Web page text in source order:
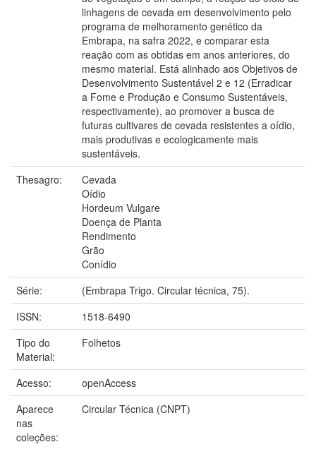
linhagens de cevada em desenvolvimento pelo
programa de melhoramento genético da
Embrapa, na safra 2022, e comparar esta
reação com as obtidas em anos anteriores, do
mesmo material. Está alinhado aos Objetivos de
Desenvolvimento Sustentável 2 e 12 (Erradicar
a Fome e Produção e Consumo Sustentáveis,
respectivamente), ao promover a busca de
futuras cultivares de cevada resistentes a oídio,
mais produtivas e ecologicamente mais
sustentáveis.
Thesagro:
Cevada
Oídio
Hordeum Vulgare
Doença de Planta
Rendimento
Grão
Conídio
Série:
(Embrapa Trigo. Circular técnica, 75).
ISSN:
1518-6490
Tipo do
Material:
Folhetos
Acesso:
openAccess
Aparece
nas
coleções:
Circular Técnica (CNPT)